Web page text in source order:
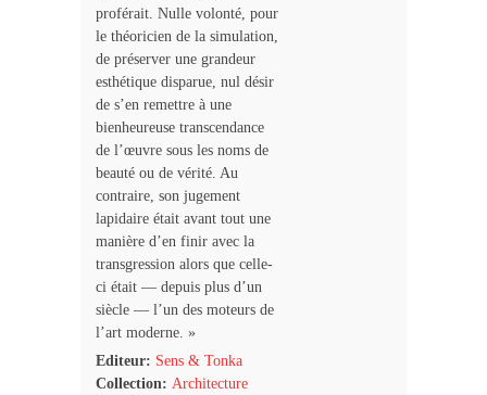
proférait. Nulle volonté, pour
le théoricien de la simulation,
de préserver une grandeur
esthétique disparue, nul désir
de s’en remettre à une
bienheureuse transcendance
de l’œuvre sous les noms de
beauté ou de vérité. Au
contraire, son jugement
lapidaire était avant tout une
manière d’en finir avec la
transgression alors que celle-
ci était — depuis plus d’un
siècle — l’un des moteurs de
l’art moderne. »
Editeur: Sens & Tonka
Collection: Architecture